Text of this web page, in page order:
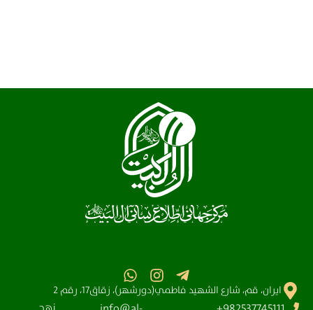
ايران، قم، شارع الشهيد فاطمي(دورشهر)، زقاق17، رقم 2